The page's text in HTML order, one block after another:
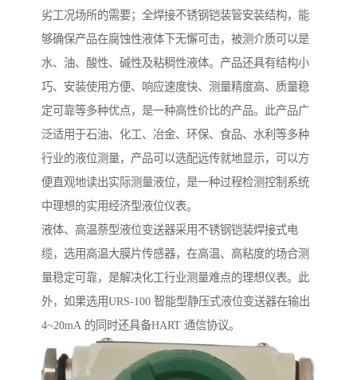
劣工况场所的需要；全焊接不锈钢铠装管安装结构，能
够确保产品在腐蚀性液体下无懈可击，被测介质可以是
水、油、酸性、碱性及粘稠性液体。产品还具有结构小
巧、安装使用方便、响应速度快、测量精度高、质量稳
定可靠等多种优点，是一种高性价比的产品。此产品广
泛适用于石油、化工、冶金、环保、食品、水利等多种
行业的液位测量，产品可以选配远传就地显示，可以方
便直观地读出实际测量液位，是一种过程检测控制系统
中理想的实用经济型液位仪表。
液体、高温萘型液位变送器采用不锈钢铠装焊接式电
缆，选用高温大膜片传感器，在高温、高粘度的场合测
量稳定可靠，是解决化工行业测量难点的理想仪表。此
外，如果选用URS-100 智能型静压式液位变送器在输出
4~20mA 的同时还具备HART 通信协议。